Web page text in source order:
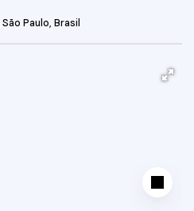
São Paulo, Brasil